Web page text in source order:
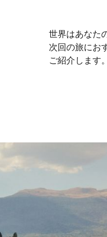
世界はあなた
次回の旅にお
ご紹介します